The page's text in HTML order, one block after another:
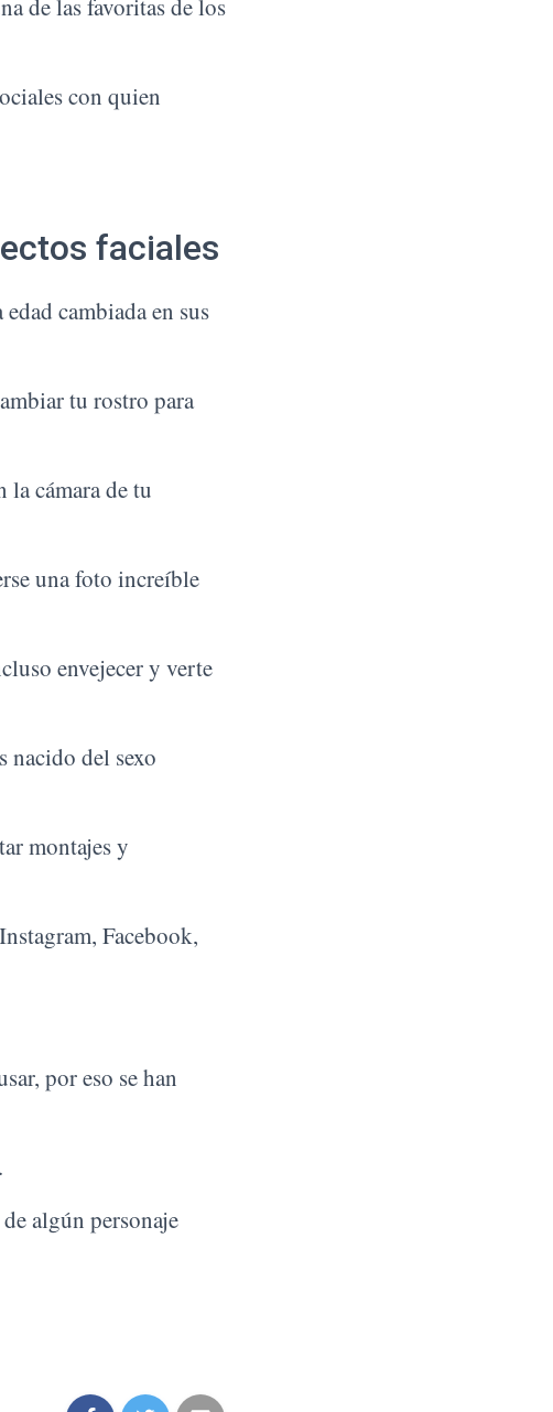
de las favoritas de los
con quien
faciales
cambiada en sus
tu rostro para
la cámara de tu
una foto increíble
envejecer y verte
nacido del sexo
montajes y
Facebook,
por eso se han
algún personaje